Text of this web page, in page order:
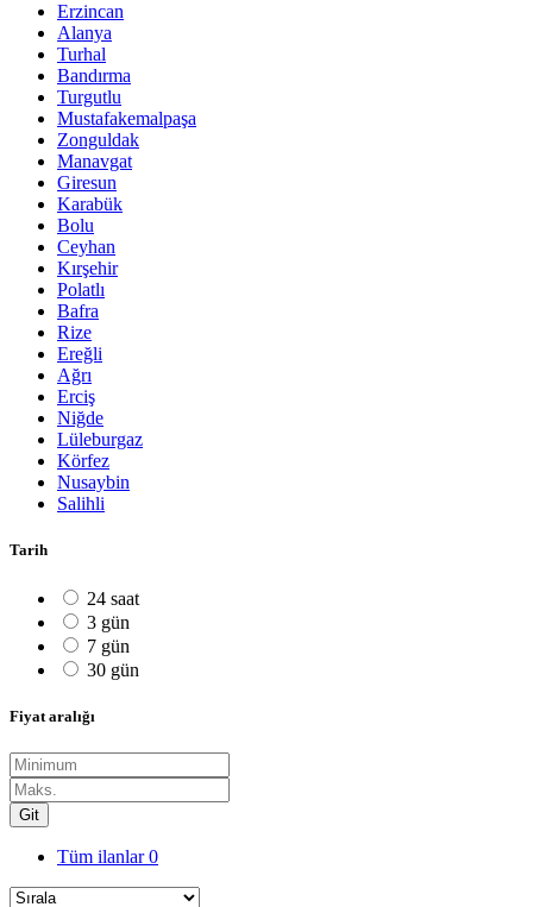
Erzincan
Alanya
Turhal
Bandırma
Turgutlu
Mustafakemalpaşa
Zonguldak
Manavgat
Giresun
Karabük
Bolu
Ceyhan
Kırşehir
Polatlı
Bafra
Rize
Ereğli
Ağrı
Erciş
Niğde
Lüleburgaz
Körfez
Nusaybin
Salihli
Tarih
24 saat
3 gün
7 gün
30 gün
Fiyat aralığı
Git
Tüm ilanlar0